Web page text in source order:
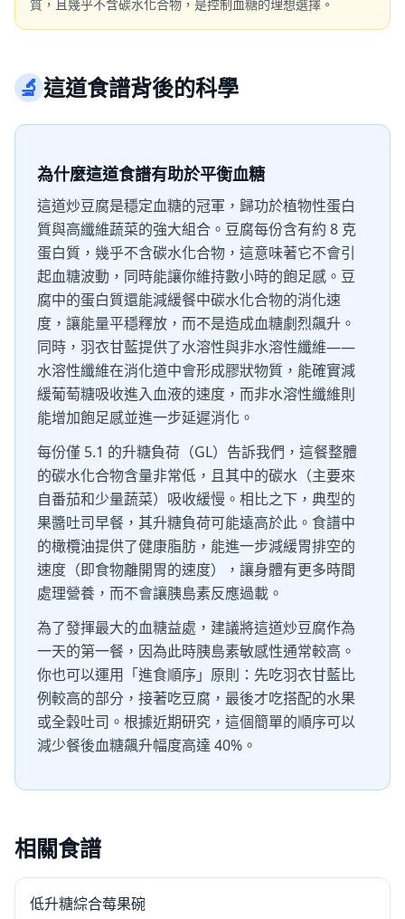
質，且幾乎不含碳水化合物，是控制血糖的理想選擇。
🔬這道食譜背後的科學
為什麼這道食譜有助於平衡血糖
這道炒豆腐是穩定血糖的冠軍，歸功於植物性蛋白
質與高纖維蔬菜的強大組合。豆腐每份含有約 8 克
蛋白質，幾乎不含碳水化合物，這意味著它不會引
起血糖波動，同時能讓你維持數小時的飽足感。豆
腐中的蛋白質還能減緩餐中碳水化合物的消化速
度，讓能量平穩釋放，而不是造成血糖劇烈飆升。
同時，羽衣甘藍提供了水溶性與非水溶性纖維——
水溶性纖維在消化道中會形成膠狀物質，能確實減
緩葡萄糖吸收進入血液的速度，而非水溶性纖維則
能增加飽足感並進一步延遲消化。
每份僅 5.1 的升糖負荷（GL）告訴我們，這餐整體
的碳水化合物含量非常低，且其中的碳水（主要來
自番茄和少量蔬菜）吸收緩慢。相比之下，典型的
果醬吐司早餐，其升糖負荷可能遠高於此。食譜中
的橄欖油提供了健康脂肪，能進一步減緩胃排空的
速度（即食物離開胃的速度），讓身體有更多時間
處理營養，而不會讓胰島素反應過載。
為了發揮最大的血糖益處，建議將這道炒豆腐作為
一天的第一餐，因為此時胰島素敏感性通常較高。
你也可以運用「進食順序」原則：先吃羽衣甘藍比
例較高的部分，接著吃豆腐，最後才吃搭配的水果
或全穀吐司。根據近期研究，這個簡單的順序可以
減少餐後血糖飆升幅度高達 40%。
相關食譜
低升糖綜合莓果碗